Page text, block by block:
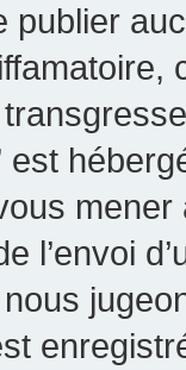
publier
est
l’envoi